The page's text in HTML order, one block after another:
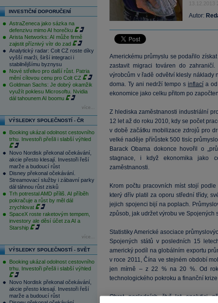
INVESTIČNÍ DOPORUČENÍ
AstraZeneca jako sázka na
defenzivu mimo AI horečku
Arista Networks: AI může firmě
zajistit příznivý vítr do zad
Analytický radar: Colt CZ roste díky
vyšší marži, širší integraci i
stabilnějšímu byznysu
Nové střelivo pro další růst. Patria
mění cílovou cenu pro Colt CZ
Goldman Sachs: Je dobrý okamžik
využít poklesu Microsoftu. Nvidia
dál tahounem AI boomu
více...
VÝSLEDKY SPOLEČNOSTÍ - ČR
Booking ukázal odolnost cestovního
trhu. Investoři přešli i slabší výhled
Novo Nordisk překonal očekávání,
akcie přesto klesají. Investoři řeší
marže a budoucí růst
Disney překonal očekávání.
Streamovací služby i zábavní parky
dál táhnou růst zisků
Trh potrestal AMD příliš. AI příběh
pokračuje a růst by měl dál
zrychlovat
SpaceX roste raketovým tempem,
investory ale děsí účet za AI a
Starship
více...
VÝSLEDKY SPOLEČNOSTÍ - SVĚT
Booking ukázal odolnost cestovního
trhu. Investoři přešli i slabší výhled
Novo Nordisk překonal očekávání,
akcie přesto klesají. Investoři řeší
marže a budoucí růst
13.12.2013
Autor:
Americkému průmyslu se podařilo
zastavit migraci továren do
výrobcům v řadě odvětví klesly náklady
doma. Ty ani nedrží tempo s inflací a
ekonomice jako celku přitom po
Z hlediska zaměstnanosti industriální
12 let až do roku 2010, kdy se počet
v době začátku mobilizace zdrojů pro
velké naděje přírůstek 500 tisíc
Barack Obama dokonce hovořil o
stagnace, i když ekonomika jako
zaměstnanosti.
Krom počtu pracovních míst stojí
který dřív platil za oporu střední třídy,
jejich spojenci bijí na poplach.
způsob, jak udržet výrobu ve Spojených
Statistiky Americké asociace
Spojených států v posledních 15
americký podíl na globálním exportu
v roce 2011, Čína ve stejném období
jen mírně – z 22 % na 20 %. Od
technologického pokroku a finanční
Obrat posledních čtyř let analytici